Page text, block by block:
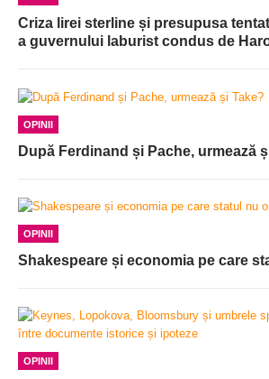
Criza lirei sterline și presupusa
a guvernului laburist condus de
OPINII
După Ferdinand și Pache, urmează
OPINII
Shakespeare și economia pe care
OPINII